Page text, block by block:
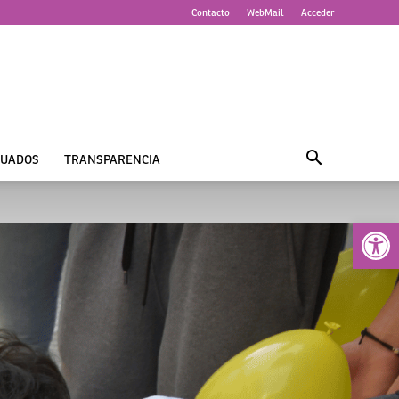
Abrir
Contacto WebMail Acceder
TRANSPARENCIA